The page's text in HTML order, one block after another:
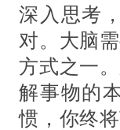
深入思考
对。大脑
方式之一
解事物的
惯，你终